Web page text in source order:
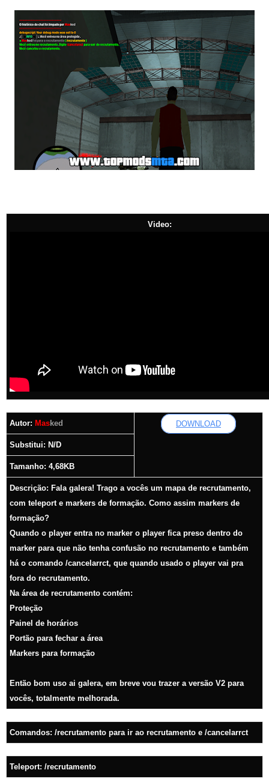
Video:
Autor: Masked DOWNLOAD
Substitui: N/D
Tamanho: 4,68KB
Descrição: Fala galera! Trago a vocês um mapa de recrutamento,
com teleport e markers de formação. Como assim markers de
formação?
Quando o player entra no marker o player fica preso dentro do
marker para que não tenha confusão no recrutamento e também
há o comando /cancelarrct, que quando usado o player vai pra
fora do recrutamento.
Na área de recrutamento contém:
Proteção
Painel de horários
Portão para fechar a área
Markers para formação
Então bom uso ai galera, em breve vou trazer a versão V2 para
vocês, totalmente melhorada.
Comandos: /recrutamento para ir ao recrutamento e /cancelarrct
Teleport: /recrutamento